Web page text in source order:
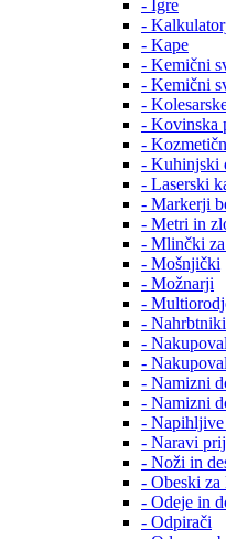
- Igre
-
- Kape
- Kemični
- Kemični
-
- Kovinska
-
- Kuhinjski
- Laserski
- Markerji
- Metri in
- Mlinčki
- Mošnjički
- Možnarji
-
-
-
-
- Namizni
- Namizni
- Napihljive
- Naravi
- Noži in
- Obeski za
- Odeje in
- Odpirači